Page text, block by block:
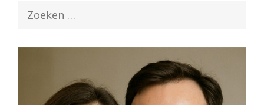
Zoek